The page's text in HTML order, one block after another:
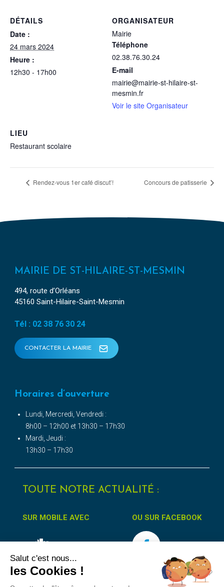
DÉTAILS
Date :
24 mars 2024
Heure :
12h30 - 17h00
ORGANISATEUR
Mairie
Téléphone
02.38.76.30.24
E-mail
mairie@mairie-st-hilaire-st-
mesmin.fr
Voir le site Organisateur
LIEU
Restaurant scolaire
Rendez-vous 1er café discut’! Concours de patisserie
MAIRIE DE ST-HILAIRE-ST-MESMIN
494, route d’Orléans
45160 Saint-Hilaire-Saint-Mesmin
Tél : 02 38 76 30 24
CONTACTER LA MAIRIE
Horaires d’ouverture
Lundi, Mercredi, Vendredi :
8h00 – 12h00 et 13h30 – 17h30
Mardi, Jeudi :
13h30 – 17h30
TOUTE NOTRE ACTUALITÉ :
SUR MOBILE AVEC OU SUR FACEBOOK
Salut c'est nous...
les Cookies !